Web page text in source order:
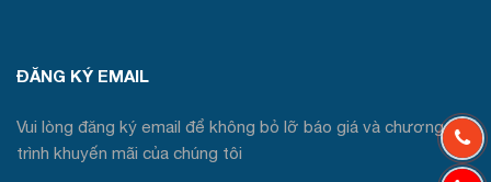
ĐĂNG KÝ EMAIL
Vui lòng đăng ký email để không bỏ lỡ báo giá và chương
trình khuyến mãi của chúng tôi